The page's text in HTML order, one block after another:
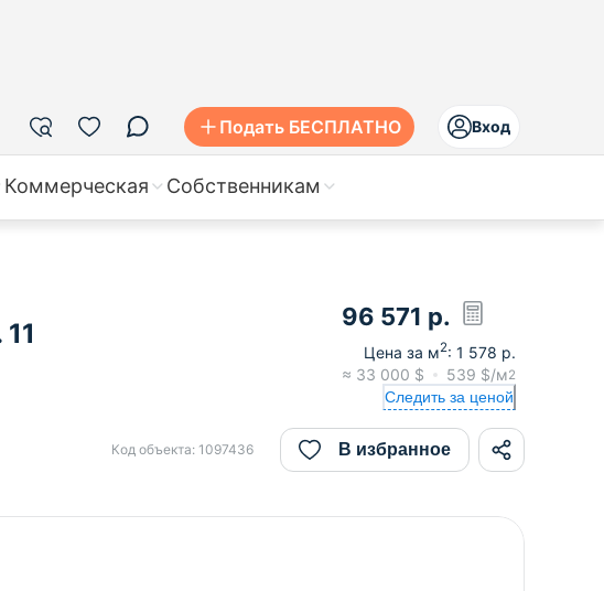
Подать БЕСПЛАТНО Вход
Коммерческая Собственникам
96 571 р.
Цена за м2: 1 578 р.
≈ 33 000 $ 539 $/м2
Следить за ценой
Код объекта: 1097436 В избранное